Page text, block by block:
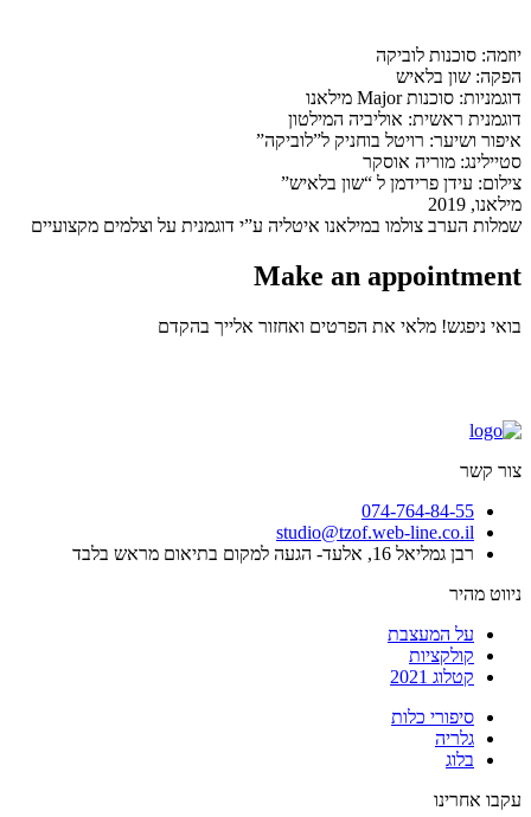
יוזמה: סוכנות לוביקה
הפקה: שון בלאיש
דוגמניות: סוכנות Major מילאנו
דוגמנית ראשית: אוליביה המילטון
איפור ושיער: רויטל בוחניק ל”לוביקה”
סטיילינג: מוריה אוסקר
צילום: עידן פרידמן ל “שון בלאיש”
מילאנו, 2019
שמלות הערב צולמו במילאנו איטליה ע”י דוגמנית על וצלמים מקצועיים
Make an appointment
בואי ניפגש! מלאי את הפרטים ואחזור אלייך בהקדם
צור קשר
074-764-84-55
studio@tzof.web-line.co.il
רבן גמליאל 16, אלעד- הגעה למקום בתיאום מראש בלבד
ניווט מהיר
על המעצבת
קולקציות
קטלוג 2021
סיפורי כלות
גלריה
בלוג
עקבו אחרינו